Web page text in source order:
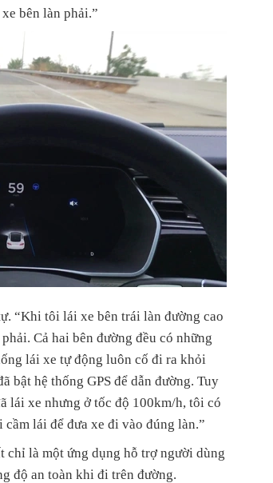
bên làn phải.”
“Khi tôi lái xe bên trái làn đường cao
Cả hai bên đường đều có những
lái xe tự động luôn cố đi ra khỏi
bật hệ thống GPS để dẫn đường. Tuy
lái xe nhưng ở tốc độ 100km/h, tôi có
lái để đưa xe đi vào đúng làn.”
chỉ là một ứng dụng hỗ trợ người dùng
độ an toàn khi đi trên đường.